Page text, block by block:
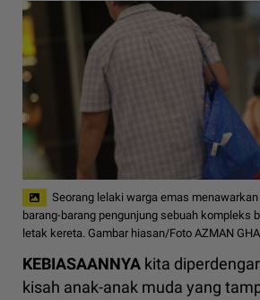
Seorang lelaki warga emas
barang-barang pengunjung sebuah kompleks
letak kereta. Gambar hiasan/Foto AZMAN
KEBIASAANNYA kita
kisah anak-anak muda yang